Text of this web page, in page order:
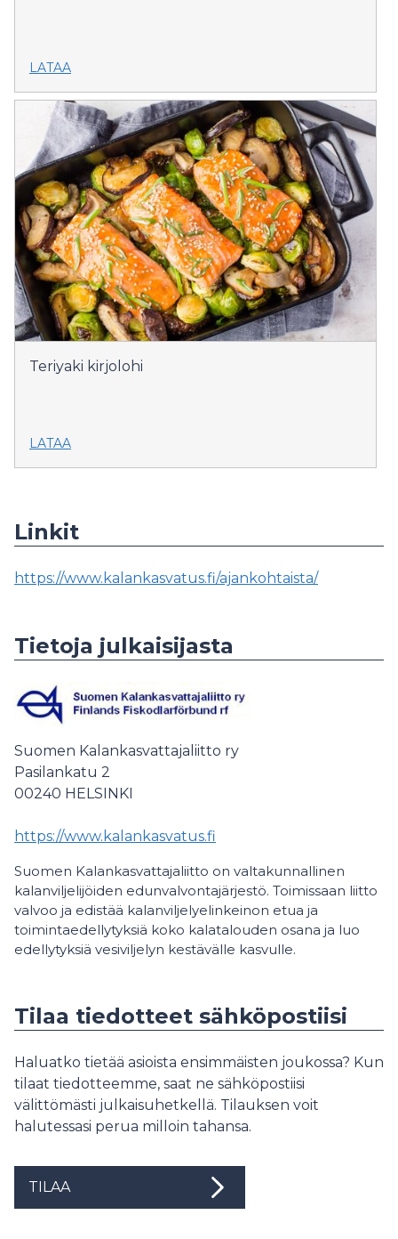
LATAA
Teriyaki kirjolohi
LATAA
Linkit
https://www.kalankasvatus.fi/ajankohtaista/
Tietoja julkaisijasta
Suomen Kalankasvattajaliitto ry
Pasilankatu 2
00240 HELSINKI
https://www.kalankasvatus.fi
Suomen Kalankasvattajaliitto on valtakunnallinen
kalanviljelijöiden edunvalvontajärjestö. Toimissaan liitto
valvoo ja edistää kalanviljelyelinkeinon etua ja
toimintaedellytyksiä koko kalatalouden osana ja luo
edellytyksiä vesiviljelyn kestävälle kasvulle.
Tilaa tiedotteet sähköpostiisi
Haluatko tietää asioista ensimmäisten joukossa? Kun
tilaat tiedotteemme, saat ne sähköpostiisi
välittömästi julkaisuhetkellä. Tilauksen voit
halutessasi perua milloin tahansa.
TILAA